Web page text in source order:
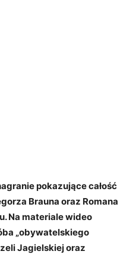
pokazujące całość
Brauna oraz Romana
Na materiale wideo
„obywatelskiego
Jagielskiej oraz